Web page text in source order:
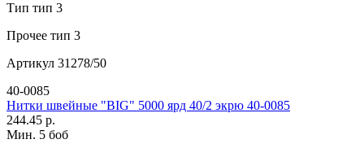
Тип тип 3
Прочее тип 3
Артикул 31278/50
40-0085
Нитки швейные "BIG" 5000 ярд 40/2 экрю 40-0085
244.45 р.
Мин. 5 боб